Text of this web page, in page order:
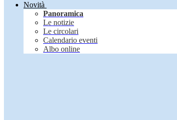
Novità
Panoramica
Le notizie
Le circolari
Calendario eventi
Albo online